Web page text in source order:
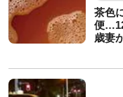
茶色
便
歳妻